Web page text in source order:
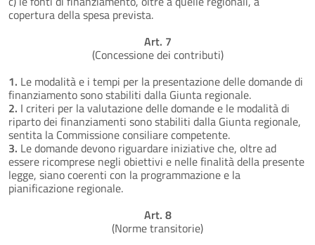
copertura della spesa prevista.
Art. 7
(Concessione dei contributi)
1. Le modalità e i tempi per la presentazione delle domande di
finanziamento sono stabiliti dalla Giunta regionale.
2. I criteri per la valutazione delle domande e le modalità di
riparto dei finanziamenti sono stabiliti dalla Giunta regionale,
sentita la Commissione consiliare competente.
3. Le domande devono riguardare iniziative che, oltre ad
essere ricomprese negli obiettivi e nelle finalità della presente
legge, siano coerenti con la programmazione e la
pianificazione regionale.
Art. 8
(Norme transitorie)